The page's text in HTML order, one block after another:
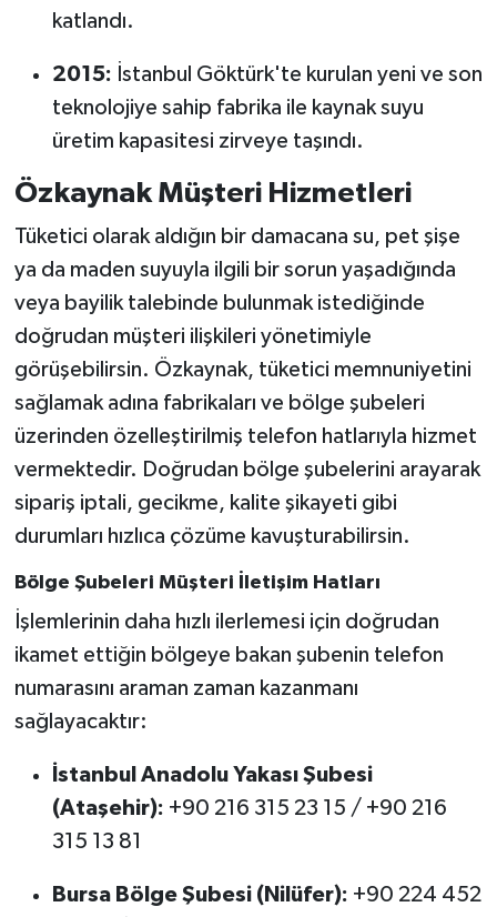
katlandı.
2015: İstanbul Göktürk'te kurulan yeni ve son
teknolojiye sahip fabrika ile kaynak suyu
üretim kapasitesi zirveye taşındı.
Özkaynak Müşteri Hizmetleri
Tüketici olarak aldığın bir damacana su, pet şişe
ya da maden suyuyla ilgili bir sorun yaşadığında
veya bayilik talebinde bulunmak istediğinde
doğrudan müşteri ilişkileri yönetimiyle
görüşebilirsin. Özkaynak, tüketici memnuniyetini
sağlamak adına fabrikaları ve bölge şubeleri
üzerinden özelleştirilmiş telefon hatlarıyla hizmet
vermektedir. Doğrudan bölge şubelerini arayarak
sipariş iptali, gecikme, kalite şikayeti gibi
durumları hızlıca çözüme kavuşturabilirsin.
Bölge Şubeleri Müşteri İletişim Hatları
İşlemlerinin daha hızlı ilerlemesi için doğrudan
ikamet ettiğin bölgeye bakan şubenin telefon
numarasını araman zaman kazanmanı
sağlayacaktır:
İstanbul Anadolu Yakası Şubesi
(Ataşehir): +90 216 315 23 15 / +90 216
315 13 81
Bursa Bölge Şubesi (Nilüfer): +90 224 452